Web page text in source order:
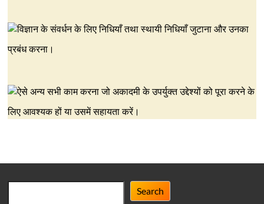
विज्ञान के संवर्धन के लिए निधियाँ तथा स्थायी निधियाँ जुटाना और उनका
प्रबंध करना।
ऐसे अन्य सभी काम करना जो अकादमी के उपर्युक्त उद्देश्यों को पूरा करने के
लिए आवश्यक हों या उसमें सहायता करें।
Search